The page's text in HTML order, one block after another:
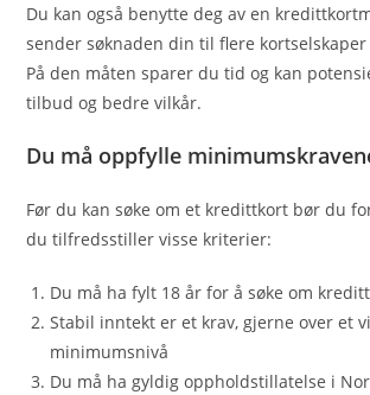
Du kan også benytte deg av en
sender søknaden din til flere
På den måten sparer du tid og kan
tilbud og bedre vilkår.
Du må oppfylle
Før du kan søke om et kredittkort bør du
du tilfredsstiller visse kriterier:
Du må ha fylt 18 år for å søke om
Stabil inntekt er et krav, gjerne over et
minimumsnivå
Du må ha gyldig oppholdstillatelse i